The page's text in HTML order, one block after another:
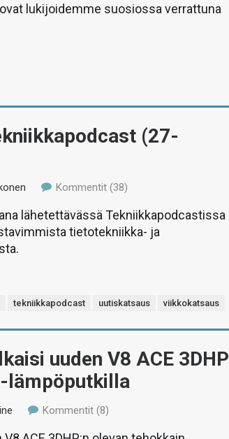
lukijoidemme suosiossa verrattuna
(27-
Kommentit (38)
lähetettävässä Tekniikkapodcastissa
tietotekniikka- ja
tekniikkapodcast uutiskatsaus viikkokatsaus
uuden V8 ACE 3DHP
lämpöputkilla
Kommentit (8)